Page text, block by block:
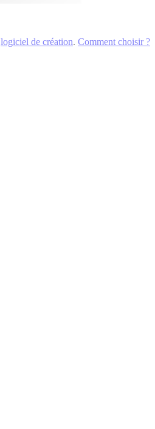
logiciel de création. Comment choisir ?